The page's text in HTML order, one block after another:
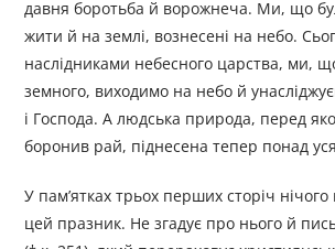
давня боротьба й ворожнеча. Ми, що
жити й на землі, вознесені на небо.
наслідниками небесного царства, ми,
земного, виходимо на небо й
і Господа. А людська природа, перед
боронив рай, піднесена тепер понад
У пам’ятках трьох перших сторіч
цей празник. Не згадує про нього й